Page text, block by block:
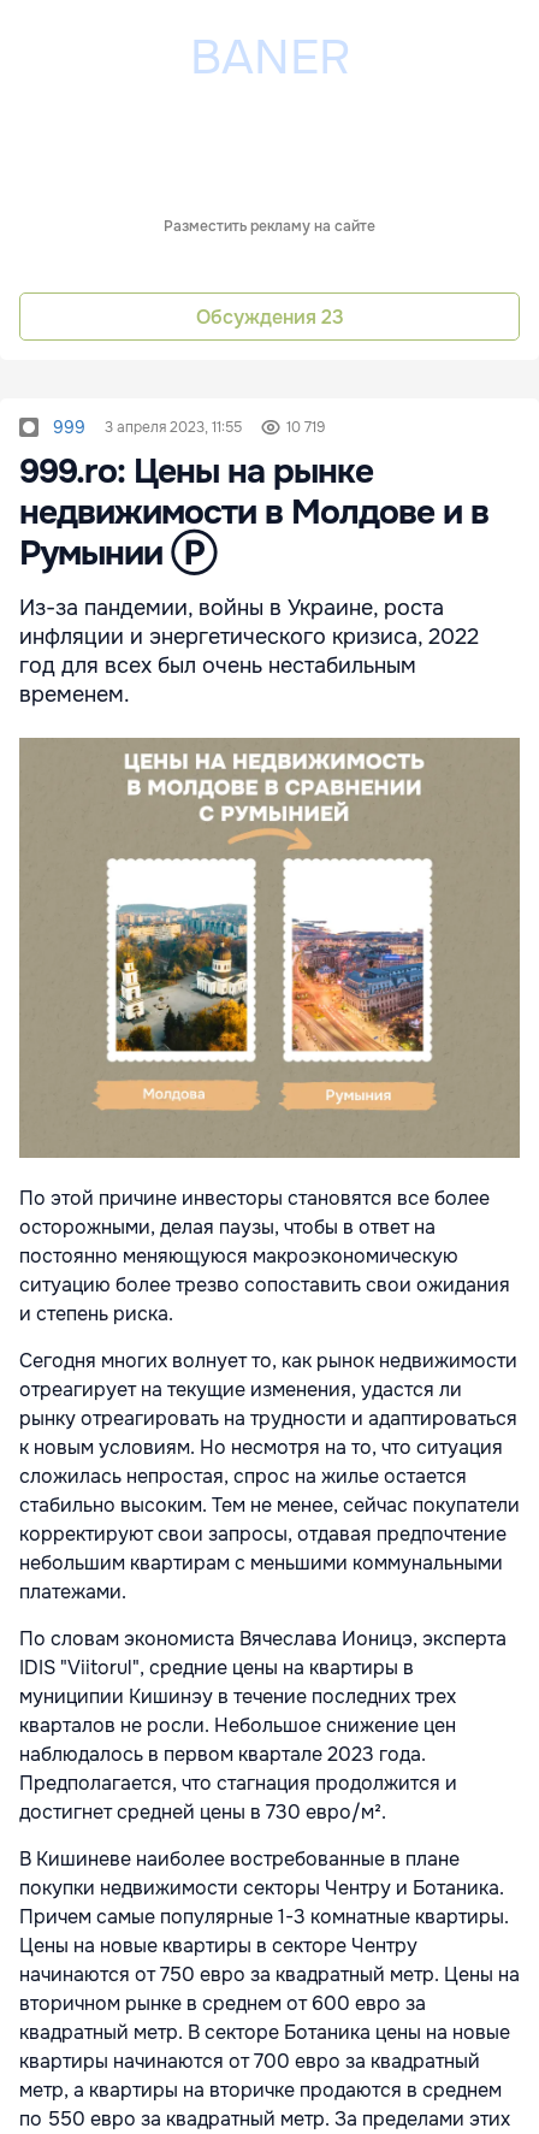
Разместить рекламу на сайте
Обсуждения 23
999 3 апреля 2023, 11:55 10 719
999.ro: Цены на рынке
недвижимости в Молдове и в
Румынии Ⓟ
Из-за пандемии, войны в Украине, роста
инфляции и энергетического кризиса, 2022
год для всех был очень нестабильным
временем.
По этой причине инвесторы становятся все более
осторожными, делая паузы, чтобы в ответ на
постоянно меняющуюся макроэкономическую
ситуацию более трезво сопоставить свои ожидания
и степень риска.
Сегодня многих волнует то, как рынок недвижимости
отреагирует на текущие изменения, удастся ли
рынку отреагировать на трудности и адаптироваться
к новым условиям. Но несмотря на то, что ситуация
сложилась непростая, спрос на жилье остается
стабильно высоким. Тем не менее, сейчас покупатели
корректируют свои запросы, отдавая предпочтение
небольшим квартирам с меньшими коммунальными
платежами.
По словам экономиста Вячеслава Ионицэ, эксперта
IDIS "Viitorul", средние цены на квартиры в
муниципии Кишинэу в течение последних трех
кварталов не росли. Небольшое снижение цен
наблюдалось в первом квартале 2023 года.
Предполагается, что стагнация продолжится и
достигнет средней цены в 730 евро/м².
В Кишиневе наиболее востребованные в плане
покупки недвижимости секторы Чентру и Ботаника.
Причем самые популярные 1-3 комнатные квартиры.
Цены на новые квартиры в секторе Чентру
начинаются от 750 евро за квадратный метр. Цены на
вторичном рынке в среднем от 600 евро за
квадратный метр. В секторе Ботаника цены на новые
квартиры начинаются от 700 евро за квадратный
метр, а квартиры на вторичке продаются в среднем
по 550 евро за квадратный метр. За пределами этих